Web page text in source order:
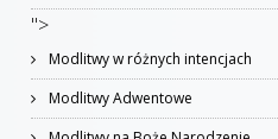
">
Modlitwy w różnych intencjach
Modlitwy Adwentowe